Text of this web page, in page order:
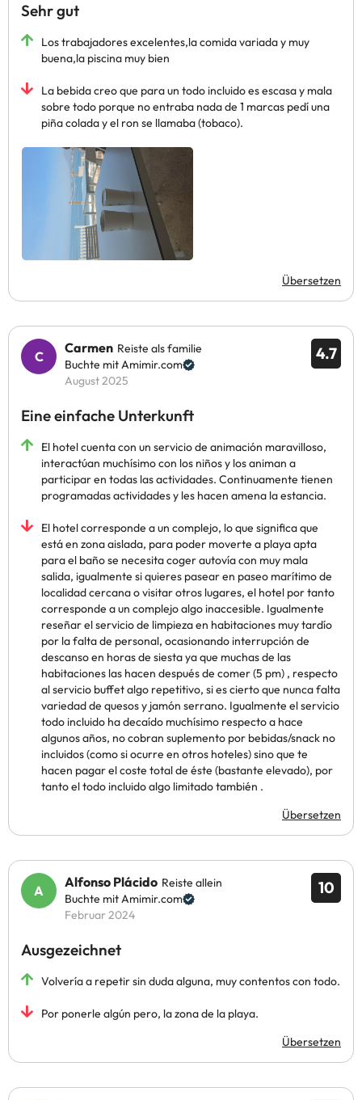
Sehr gut
Los trabajadores excelentes,la comida variada y muy
buena,la piscina muy bien
La bebida creo que para un todo incluido es escasa y mala
sobre todo porque no entraba nada de 1 marcas pedí una
piña colada y el ron se llamaba (tobaco).
Übersetzen
4.7
Carmen Reiste als familie
Buchte mit Amimir.com
August 2025
Eine einfache Unterkunft
El hotel cuenta con un servicio de animación maravilloso,
interactúan muchísimo con los niños y los animan a
participar en todas las actividades. Continuamente tienen
programadas actividades y les hacen amena la estancia.
El hotel corresponde a un complejo, lo que significa que
está en zona aislada, para poder moverte a playa apta
para el baño se necesita coger autovía con muy mala
salida, igualmente si quieres pasear en paseo marítimo de
localidad cercana o visitar otros lugares, el hotel por tanto
corresponde a un complejo algo inaccesible. Igualmente
reseñar el servicio de limpieza en habitaciones muy tardío
por la falta de personal, ocasionando interrupción de
descanso en horas de siesta ya que muchas de las
habitaciones las hacen después de comer (5 pm) , respecto
al servicio buffet algo repetitivo, si es cierto que nunca falta
variedad de quesos y jamón serrano. Igualmente el servicio
todo incluido ha decaído muchísimo respecto a hace
algunos años, no cobran suplemento por bebidas/snack no
incluidos (como si ocurre en otros hoteles) sino que te
hacen pagar el coste total de éste (bastante elevado), por
tanto el todo incluido algo limitado también .
Übersetzen
10
Alfonso Plácido Reiste allein
Buchte mit Amimir.com
Februar 2024
Ausgezeichnet
Volvería a repetir sin duda alguna, muy contentos con todo.
Por ponerle algún pero, la zona de la playa.
Übersetzen